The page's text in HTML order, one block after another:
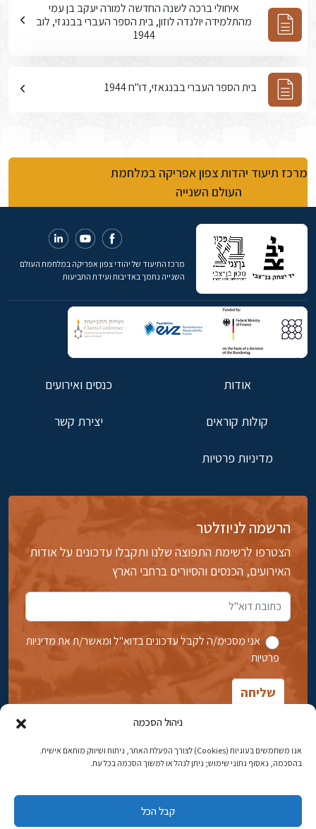
ניהול הסכמה
אנו משתמשים בעוגיות (Cookies) לצורך הפעלת האתר, ניתוח ושיווק מותאם אישית.
בהסכמה, נאסוף נתוני שימוש; ניתן לנהל או למשוך הסכמה בכל עת.
קבל הכל
איחולי ברכה לשנה החדשה למורה יעקב בן עמי
מהתלמידה יולנדה לוזון, בית הספר העברי בבנגזי, לוב
1944
בית הספר העברי בבנגאזי, דו"ח 1944
מרכז תיעוד יהדות צפון אפריקה במלחמת
העולם השנייה
מרכז התיעוד של יהודי צפון אפריקה במלחמת העולם
השנייה נתמך באדיבות ועידת התביעות
אודות כנסים ואירועים
קולות קוראים יצירת קשר
מדיניות פרטיות
הרשמה לניוזלטר
הצטרפו לרשימת התפוצה שלנו ותקבלו עדכונים על אודות
האירועים, הכנסים והסיורים ברחבי הארץ
אני מסכימ/ה לקבל עדכונים בדוא''ל ומאשר/ת את מדיניות
פרטיות
אבן גבירול 14, רחביה, ירושלים
טלפון:02-5398869